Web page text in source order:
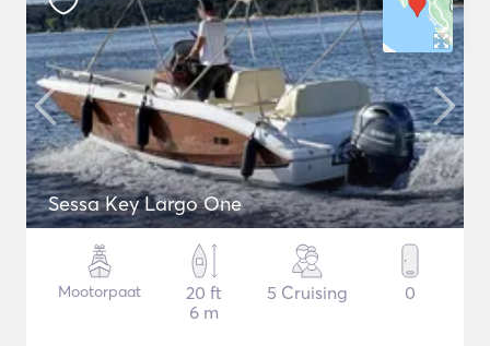
Sessa Key Largo One
Mootorpaat
20 ft
6 m
5 Cruising 0